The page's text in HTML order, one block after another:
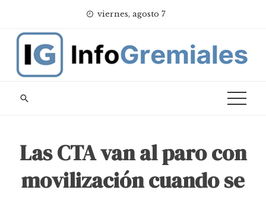
content
viernes, agosto 7
Las CTA van al paro con
movilización cuando se